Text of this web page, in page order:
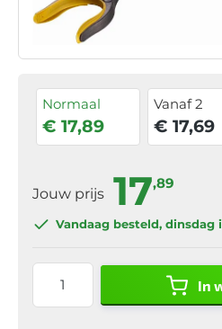
Normaal
€ 17,89
Vanaf 2
€ 17,69
Jouw prijs 17,89
Vandaag besteld, dinsdag
In